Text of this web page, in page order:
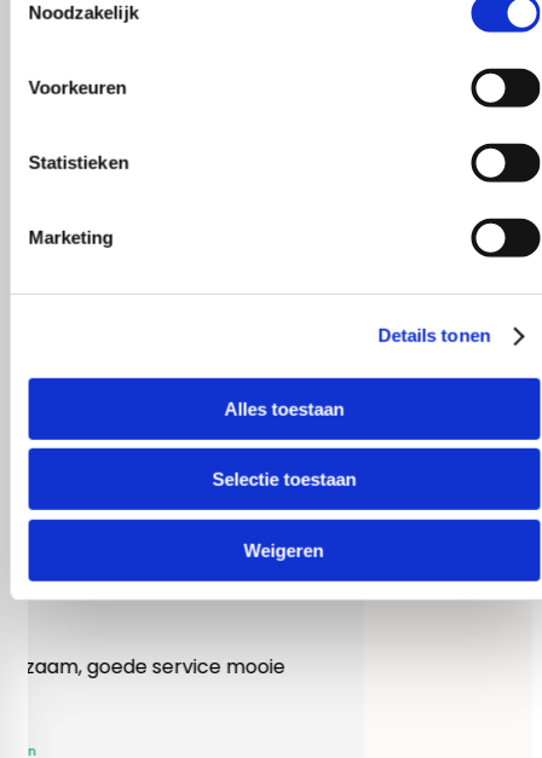
Noodzakelijk
Voorkeuren
Statistieken
Marketing
Details tonen
Alles toestaan
Selectie toestaan
Weigeren
Behulpzaam!
Heel behulpzaam, goede service mooie
Yvonne Claessen